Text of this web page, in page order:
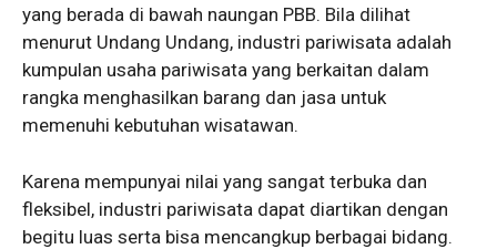
yang berada di bawah naungan PBB. Bila dilihat
menurut Undang Undang, industri pariwisata adalah
kumpulan usaha pariwisata yang berkaitan dalam
rangka menghasilkan barang dan jasa untuk
memenuhi kebutuhan wisatawan.
Karena mempunyai nilai yang sangat terbuka dan
fleksibel, industri pariwisata dapat diartikan dengan
begitu luas serta bisa mencangkup berbagai bidang.